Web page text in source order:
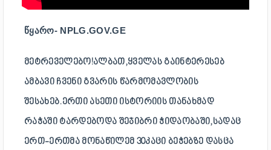
ᲬᲧᲐᲠᲝ- NPLG.GOV.GE
ᲛᲔᲢᲠᲔᲕᲔᲚᲔᲑᲝ!ᲐᲚᲑᲐᲗ,ᲧᲕᲔᲚᲐᲡ ᲒᲐᲘᲜᲢᲔᲠᲔᲡᲔᲑ
ᲐᲛᲑᲐᲕᲘ ᲩᲕᲔᲜᲘ ᲒᲕᲐᲠᲘᲡ ᲬᲐᲠᲛᲝᲛᲐᲕᲚᲝᲑᲘᲡ
ᲨᲔᲡᲐᲮᲔᲑ.ᲔᲠᲗᲘ ᲐᲡᲔᲗᲘ ᲘᲡᲢᲝᲠᲘᲘᲡ ᲗᲐᲜᲐᲮᲛᲐᲓ
ᲠᲐᲭᲐᲨᲘ ᲢᲐᲠᲓᲔᲑᲝᲓᲐ ᲨᲔᲯᲘᲑᲠᲘ ᲭᲘᲓᲐᲝᲑᲐᲨᲘ,ᲡᲐᲓᲐᲪ
ᲔᲠᲗ-ᲔᲠᲗᲛᲐ ᲛᲝᲜᲐᲬᲘᲚᲔᲛ 30ᲙᲐᲪᲘ ᲑᲔᲭᲔᲑᲖᲔ ᲓᲐᲡᲪᲐ